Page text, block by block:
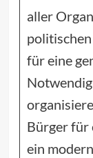
aller
für eine
Bürger für
ein